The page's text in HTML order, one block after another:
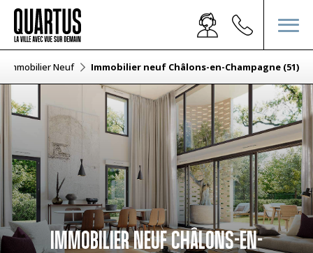
Immobilier Neuf Immobilier neuf Châlons-en-Champagne (51)
IMMOBILIER NEUF CHÂLONS-EN-